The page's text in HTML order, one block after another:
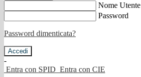
Nome Utente
Password
Password dimenticata?
-
Entra con SPID Entra con CIE